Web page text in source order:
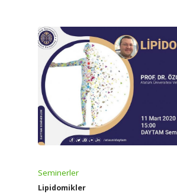
Seminerler
Lipidomikler